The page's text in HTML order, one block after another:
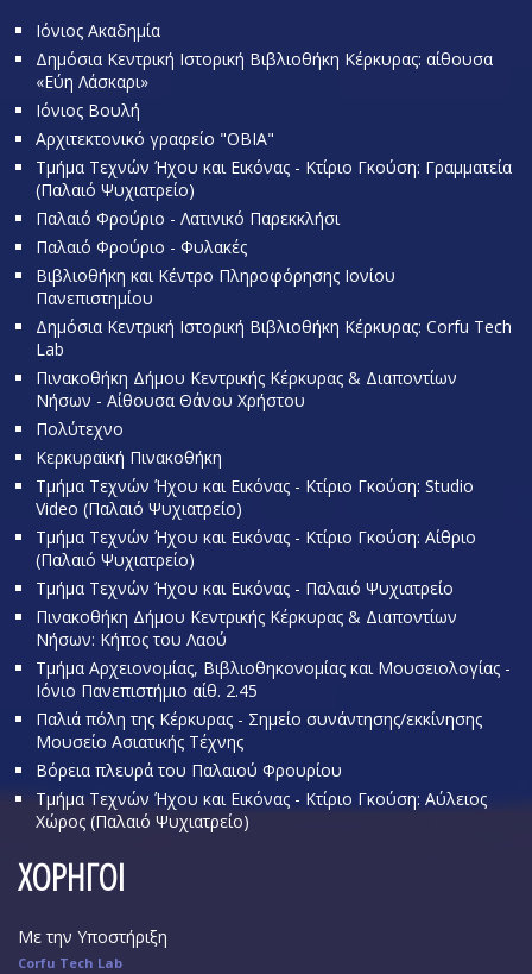
Ιόνιος Ακαδημία
Δημόσια Κεντρική Ιστορική Βιβλιοθήκη Κέρκυρας: αίθουσα
«Εύη Λάσκαρι»
Ιόνιος Βουλή
Αρχιτεκτονικό γραφείο "OBIA"
Τμήμα Τεχνών Ήχου και Εικόνας - Κτίριο Γκούση: Γραμματεία
(Παλαιό Ψυχιατρείο)
Παλαιό Φρούριο - Λατινικό Παρεκκλήσι
Παλαιό Φρούριο - Φυλακές
Βιβλιοθήκη και Κέντρο Πληροφόρησης Ιονίου
Πανεπιστημίου
Δημόσια Κεντρική Ιστορική Βιβλιοθήκη Κέρκυρας: Corfu Tech
Lab
Πινακοθήκη Δήμου Κεντρικής Κέρκυρας & Διαποντίων
Νήσων - Αίθουσα Θάνου Χρήστου
Πολύτεχνο
Κερκυραϊκή Πινακοθήκη
Τμήμα Τεχνών Ήχου και Εικόνας - Κτίριο Γκούση: Studio
Video (Παλαιό Ψυχιατρείο)
Τμήμα Τεχνών Ήχου και Εικόνας - Κτίριο Γκούση: Αίθριο
(Παλαιό Ψυχιατρείο)
Τμήμα Τεχνών Ήχου και Εικόνας - Παλαιό Ψυχιατρείο
Πινακοθήκη Δήμου Κεντρικής Κέρκυρας & Διαποντίων
Νήσων: Κήπος του Λαού
Τμήμα Αρχειονομίας, Βιβλιοθηκονομίας και Μουσειολογίας -
Ιόνιο Πανεπιστήμιο αίθ. 2.45
Παλιά πόλη της Κέρκυρας - Σημείο συνάντησης/εκκίνησης
Μουσείο Ασιατικής Τέχνης
Βόρεια πλευρά του Παλαιού Φρουρίου
Τμήμα Τεχνών Ήχου και Εικόνας - Κτίριο Γκούση: Αύλειος
Χώρος (Παλαιό Ψυχιατρείο)
ΧΟΡΗΓΟΙ
Με την Υποστήριξη
Corfu Tech Lab